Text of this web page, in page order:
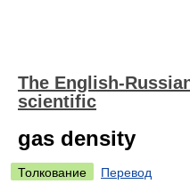
The English-
scientific
gas density
Толкование
Перевод